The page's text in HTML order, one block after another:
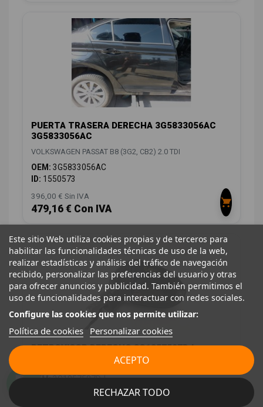
PUERTA TRASERA DERECHA 3G5833056AC
3G5833056AC
VOLKSWAGEN PASSAT B8 (3G2, CB2) 2.0 TDI
OEM: 3G5833056AC
ID: 1550573
396,00 € Sin IVA
479,16 € Con IVA
RETROVISOR DERECHO 3G1857507DJ
VOLKSWAGEN PASSAT B8 (3G2, CB2) 2.0 TDI
OEM:3G1857507DJ
Este sitio Web utiliza cookies propias y de terceros para
habilitar las funcionalidades técnicas de uso de la web,
realizar estadísticas y análisis del tráfico de navegación
recibido, personalizar las preferencias del usuario y otras
para ofrecer anuncios y publicidad. También permitimos el
uso de funcionalidades para interactuar con redes sociales.
Configure las cookies que nos permite utilizar:
Política de cookies Personalizar cookies
RECHAZAR TODO
ACEPTO